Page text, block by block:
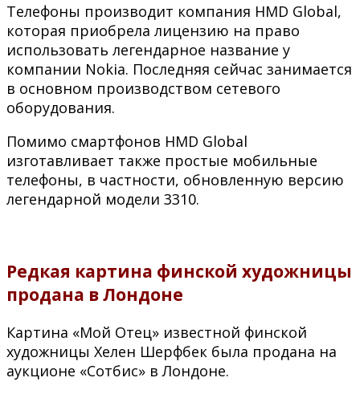
Телефоны производит компания HMD Global,
которая приобрела лицензию на право
использовать легендарное название у
компании Nokia. Последняя сейчас занимается
в основном производством сетевого
оборудования.
Помимо смартфонов HMD Global
изготавливает также простые мобильные
телефоны, в частности, обновленную версию
легендарной модели 3310.
Редкая картина финской художницы
продана в Лондоне
Картина «Мой Отец» известной финской
художницы Хелен Шерфбек была продана на
аукционе «Сотбис» в Лондоне.